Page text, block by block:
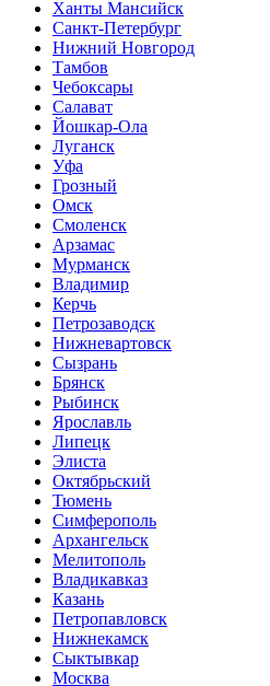
Ханты Мансийск
Санкт-Петербург
Нижний Новгород
Тамбов
Чебоксары
Салават
Йошкар-Ола
Луганск
Уфа
Грозный
Омск
Смоленск
Арзамас
Мурманск
Владимир
Керчь
Петрозаводск
Нижневартовск
Сызрань
Брянск
Рыбинск
Ярославль
Липецк
Элиста
Октябрьский
Тюмень
Симферополь
Архангельск
Мелитополь
Владикавказ
Казань
Петропавловск
Нижнекамск
Сыктывкар
Москва